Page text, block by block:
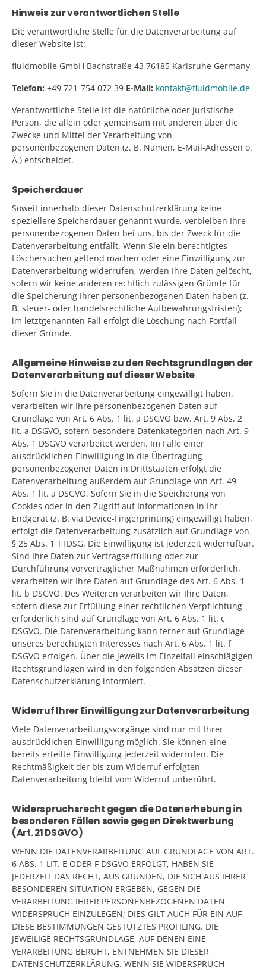
Hinweis zur verantwortlichen Stelle
Die verantwortliche Stelle für die Datenverarbeitung auf
dieser Website ist:
fluidmobile GmbH Bachstraße 43 76185 Karlsruhe Germany
Telefon: +49 721-754 072 39 E-Mail: kontakt@fluidmobile.de
Verantwortliche Stelle ist die natürliche oder juristische
Person, die allein oder gemeinsam mit anderen über die
Zwecke und Mittel der Verarbeitung von
personenbezogenen Daten (z. B. Namen, E-Mail-Adressen o.
Ä.) entscheidet.
Speicherdauer
Soweit innerhalb dieser Datenschutzerklärung keine
speziellere Speicherdauer genannt wurde, verbleiben Ihre
personenbezogenen Daten bei uns, bis der Zweck für die
Datenverarbeitung entfällt. Wenn Sie ein berechtigtes
Löschersuchen geltend machen oder eine Einwilligung zur
Datenverarbeitung widerrufen, werden Ihre Daten gelöscht,
sofern wir keine anderen rechtlich zulässigen Gründe für
die Speicherung Ihrer personenbezogenen Daten haben (z.
B. steuer- oder handelsrechtliche Aufbewahrungsfristen);
im letztgenannten Fall erfolgt die Löschung nach Fortfall
dieser Gründe.
Allgemeine Hinweise zu den Rechtsgrundlagen der
Datenverarbeitung auf dieser Website
Sofern Sie in die Datenverarbeitung eingewilligt haben,
verarbeiten wir Ihre personenbezogenen Daten auf
Grundlage von Art. 6 Abs. 1 lit. a DSGVO bzw. Art. 9 Abs. 2
lit. a DSGVO, sofern besondere Datenkategorien nach Art. 9
Abs. 1 DSGVO verarbeitet werden. Im Falle einer
ausdrücklichen Einwilligung in die Übertragung
personenbezogener Daten in Drittstaaten erfolgt die
Datenverarbeitung außerdem auf Grundlage von Art. 49
Abs. 1 lit. a DSGVO. Sofern Sie in die Speicherung von
Cookies oder in den Zugriff auf Informationen in Ihr
Endgerät (z. B. via Device-Fingerprinting) eingewilligt haben,
erfolgt die Datenverarbeitung zusätzlich auf Grundlage von
§ 25 Abs. 1 TTDSG. Die Einwilligung ist jederzeit widerrufbar.
Sind Ihre Daten zur Vertragserfüllung oder zur
Durchführung vorvertraglicher Maßnahmen erforderlich,
verarbeiten wir Ihre Daten auf Grundlage des Art. 6 Abs. 1
lit. b DSGVO. Des Weiteren verarbeiten wir Ihre Daten,
sofern diese zur Erfüllung einer rechtlichen Verpflichtung
erforderlich sind auf Grundlage von Art. 6 Abs. 1 lit. c
DSGVO. Die Datenverarbeitung kann ferner auf Grundlage
unseres berechtigten Interesses nach Art. 6 Abs. 1 lit. f
DSGVO erfolgen. Über die jeweils im Einzelfall einschlägigen
Rechtsgrundlagen wird in den folgenden Absätzen dieser
Datenschutzerklärung informiert.
Widerruf Ihrer Einwilligung zur Datenverarbeitung
Viele Datenverarbeitungsvorgänge sind nur mit Ihrer
ausdrücklichen Einwilligung möglich. Sie können eine
bereits erteilte Einwilligung jederzeit widerrufen. Die
Rechtmäßigkeit der bis zum Widerruf erfolgten
Datenverarbeitung bleibt vom Widerruf unberührt.
Widerspruchsrecht gegen die Datenerhebung in
besonderen Fällen sowie gegen Direktwerbung
(Art. 21 DSGVO)
WENN DIE DATENVERARBEITUNG AUF GRUNDLAGE VON ART.
6 ABS. 1 LIT. E ODER F DSGVO ERFOLGT, HABEN SIE
JEDERZEIT DAS RECHT, AUS GRÜNDEN, DIE SICH AUS IHRER
BESONDEREN SITUATION ERGEBEN, GEGEN DIE
VERARBEITUNG IHRER PERSONENBEZOGENEN DATEN
WIDERSPRUCH EINZULEGEN; DIES GILT AUCH FÜR EIN AUF
DIESE BESTIMMUNGEN GESTÜTZTES PROFILING. DIE
JEWEILIGE RECHTSGRUNDLAGE, AUF DENEN EINE
VERARBEITUNG BERUHT, ENTNEHMEN SIE DIESER
DATENSCHUTZERKLÄRUNG. WENN SIE WIDERSPRUCH